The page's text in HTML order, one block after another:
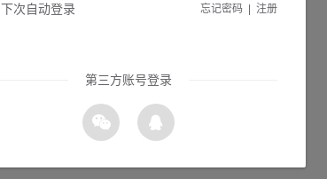
下次自动登录 忘记密码 注册
第三方账号登录